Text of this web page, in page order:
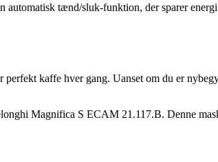
tænd/sluk-funktion, der sparer
kaffe hver gang. Uanset om du er
Magnifica S ECAM 21.117.B. Denne